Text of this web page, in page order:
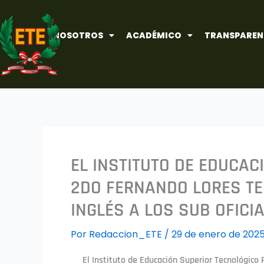
al
contenido
NOSOTROS ACADÉMICO
EL INSTITUTO DE
2DO FERNANDO LORES
INGLÉS A LOS SUB
Por Redaccion_ETE / 29 de enero de
El Instituto de Educación Superior